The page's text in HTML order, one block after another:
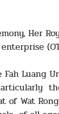
Her
Luang
Wat